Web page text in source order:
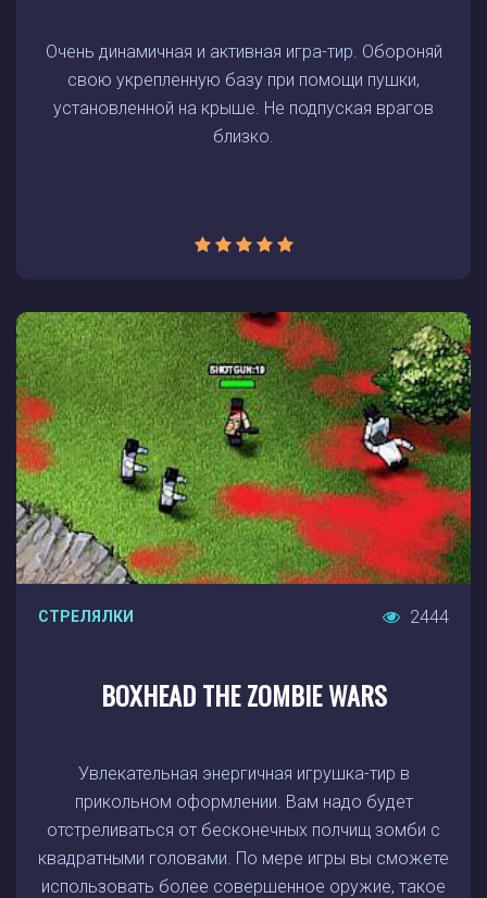
Очень динамичная и активная игра-тир. Обороняй
свою укрепленную базу при помощи пушки,
установленной на крыше. Не подпуская врагов
близко.
СТРЕЛЯЛКИ 2444
BOXHEAD THE ZOMBIE WARS
Увлекательная энергичная игрушка-тир в
прикольном оформлении. Вам надо будет
отстреливаться от бесконечных полчищ зомби с
квадратными головами. По мере игры вы сможете
использовать более совершенное оружие, такое